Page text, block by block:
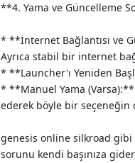
**4. Yama ve Güncelleme
* **İnternet Bağlantısı ve
Ayrıca stabil bir internet
* **Launcher'ı Yeniden
* **Manuel Yama
ederek böyle bir seçeneğin
genesis online silkroad gibi
sorunu kendi başınıza